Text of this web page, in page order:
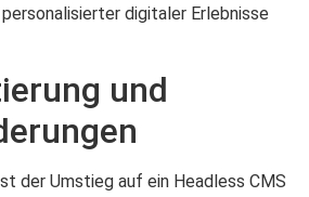
digitaler Erlebnisse
und
der Umstieg auf ein Headless CMS